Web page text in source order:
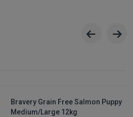
Bravery Grain Free Salmon Puppy
Medium/Large 12kg